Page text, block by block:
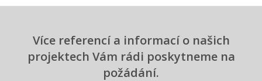
Více referencí a informací o našich
projektech Vám rádi poskytneme na
požádání.